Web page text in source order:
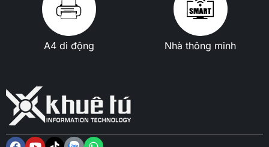
A4 di động Nhà thông minh